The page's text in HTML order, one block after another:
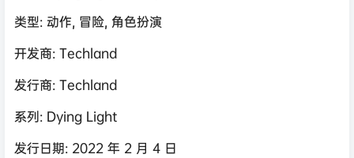
类型: 动作, 冒险, 角色扮演
开发商: Techland
发行商: Techland
系列: Dying Light
发行日期: 2022 年 2 月 4 日